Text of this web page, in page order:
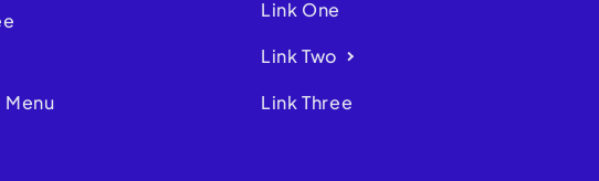
Menu
Link One
Link Two
Link Three